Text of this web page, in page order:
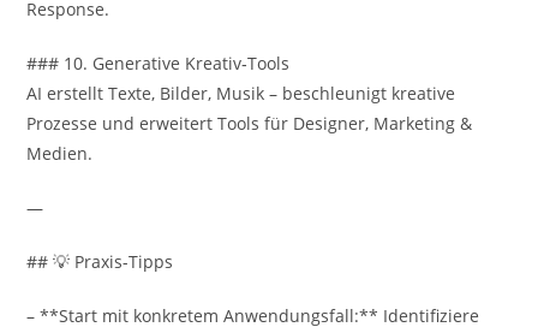
Response.
### 10. Generative Kreativ‑Tools
AI erstellt Texte, Bilder, Musik – beschleunigt kreative
Prozesse und erweitert Tools für Designer, Marketing &
Medien.
—
## 💡 Praxis-Tipps
– **Start mit konkretem Anwendungsfall:** Identifiziere